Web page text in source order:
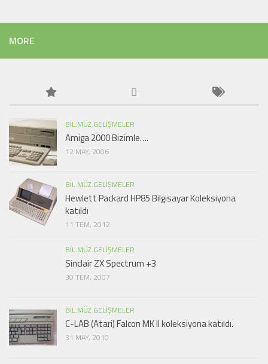
MORE
BIL.MÜZ.GELIŞMELER
Amiga 2000 Bizimle….
12 MAY, 2006
BIL.MÜZ.GELIŞMELER
Hewlett Packard HP85 Bilgisayar Koleksiyona
katıldı
11 TEM, 2012
BIL.MÜZ.GELIŞMELER
Sinclair ZX Spectrum +3
30 TEM, 2007
BIL.MÜZ.GELIŞMELER
C-LAB (Atari) Falcon MK II koleksiyona katıldı.
31 MAY, 2010